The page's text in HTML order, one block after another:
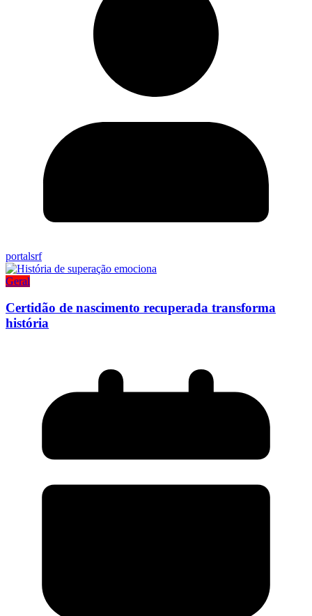
portalsrf
Geral
Certidão de nascimento recuperada transforma
história